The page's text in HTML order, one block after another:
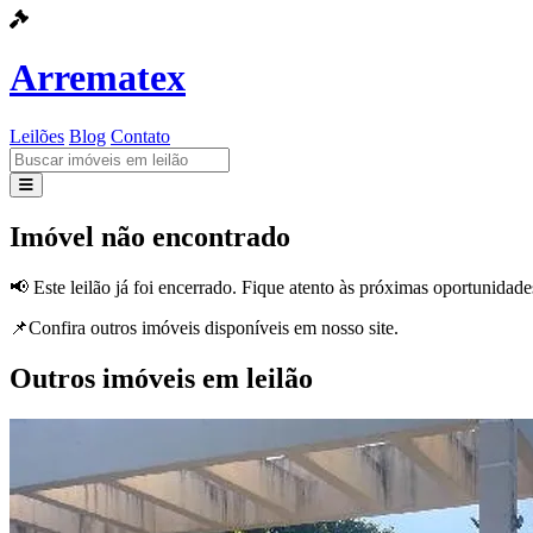
Arrematex
Leilões Blog Contato
Leilões
Contato
Imóvel não encontrado
📢 Este leilão já foi encerrado. Fique atento às próximas
📌Confira outros imóveis disponíveis em nosso site.
Outros imóveis em leilão